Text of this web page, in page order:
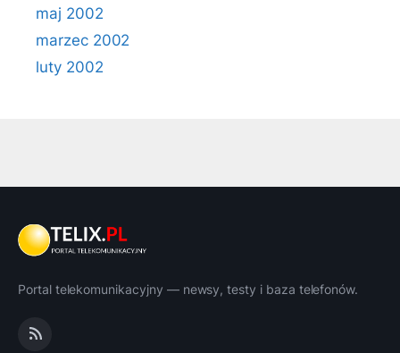
maj 2002
marzec 2002
luty 2002
Portal telekomunikacyjny — newsy, testy i baza telefonów.